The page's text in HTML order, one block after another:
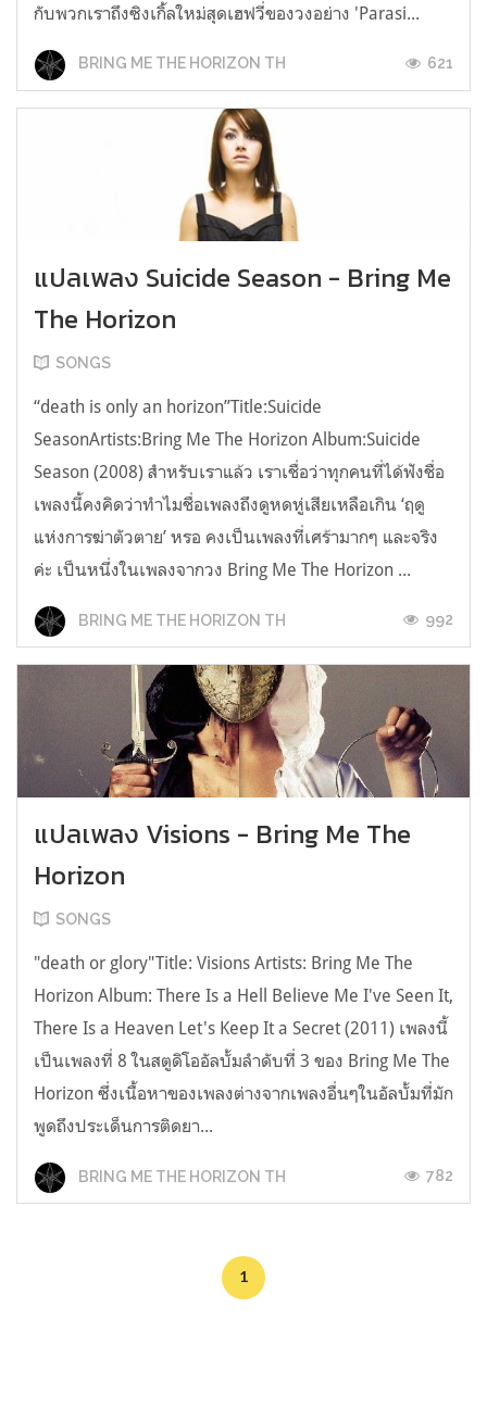
กับพวกเราถึงซิงเกิ้ลใหม่สุดเฮฟวี่ของวงอย่าง 'Parasi...
BRING ME THE HORIZON TH 621
แปลเพลง Suicide Season - Bring Me
The Horizon
SONGS
“death is only an horizon”Title:Suicide
SeasonArtists:Bring Me The Horizon Album:Suicide
Season (2008) สำหรับเราแล้ว เราเชื่อว่าทุกคนที่ได้ฟังชื่อ
เพลงนี้คงคิดว่าทำไมชื่อเพลงถึงดูหดหู่เสียเหลือเกิน ‘ฤดู
แห่งการฆ่าตัวตาย’ หรอ คงเป็นเพลงที่เศร้ามากๆ และจริง
ค่ะ เป็นหนึ่งในเพลงจากวง Bring Me The Horizon ...
BRING ME THE HORIZON TH 992
แปลเพลง Visions - Bring Me The
Horizon
SONGS
"death or glory"Title: Visions Artists: Bring Me The
Horizon Album: There Is a Hell Believe Me I've Seen It,
There Is a Heaven Let's Keep It a Secret (2011) เพลงนี้
เป็นเพลงที่ 8 ในสตูดิโออัลบั้มลำดับที่ 3 ของ Bring Me The
Horizon ซึ่งเนื้อหาของเพลงต่างจากเพลงอื่นๆในอัลบั้มที่มัก
พูดถึงประเด็นการติดยา...
BRING ME THE HORIZON TH 782
1